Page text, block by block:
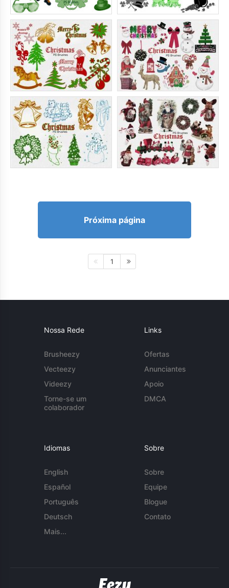
Próxima página
1
Nossa Rede
Brusheezy
Vecteezy
Videezy
Torne-se um
colaborador
Links
Ofertas
Anunciantes
Apoio
DMCA
Idiomas
English
Español
Português
Deutsch
Mais...
Sobre
Sobre
Equipe
Blogue
Contato